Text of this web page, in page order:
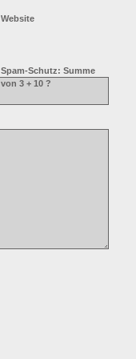
Website
Spam-Schutz: Summe
von 3 + 10 ?